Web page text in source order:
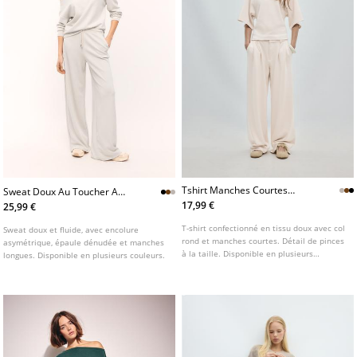
Sweat Doux Au Toucher A
Epaule Denudee
25,99 €
Sweat doux et fluide, avec encolure
asymétrique, épaule dénudée et manches
longues. Disponible en plusieurs couleurs.
Tshirt Manches Courtes
Toucher Doux
17,99 €
T-shirt confectionné en tissu doux avec col
rond et manches courtes. Détail de pinces
à la taille. Disponible en plusieurs